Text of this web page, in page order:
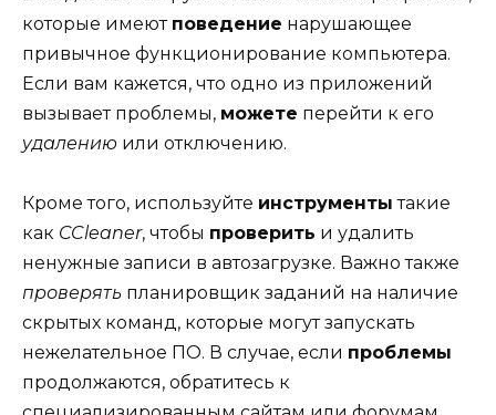
которые имеют поведение нарушающее
привычное функционирование компьютера.
Если вам кажется, что одно из приложений
вызывает проблемы, можете перейти к его
удалению или отключению.
Кроме того, используйте инструменты такие
как CCleaner, чтобы проверить и удалить
ненужные записи в автозагрузке. Важно также
проверять планировщик заданий на наличие
скрытых команд, которые могут запускать
нежелательное ПО. В случае, если проблемы
продолжаются, обратитесь к